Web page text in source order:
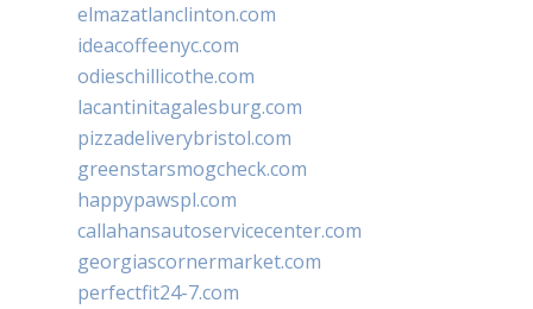
elmazatlanclinton.com
ideacoffeenyc.com
odieschillicothe.com
lacantinitagalesburg.com
pizzadeliverybristol.com
greenstarsmogcheck.com
happypawspl.com
callahansautoservicecenter.com
georgiascornermarket.com
perfectfit24-7.com